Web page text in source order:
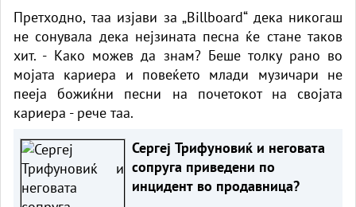
Претходно, таа изјави за „Billboard“ дека никогаш
не сонувала дека нејзината песна ќе стане таков
хит. - Како можев да знам? Беше толку рано во
мојата кариера и повеќето млади музичари не
пееја божиќни песни на почетокот на својата
кариера - рече таа.
Сергеј Трифуновиќ и неговата
сопруга приведени по
инцидент во продавница?